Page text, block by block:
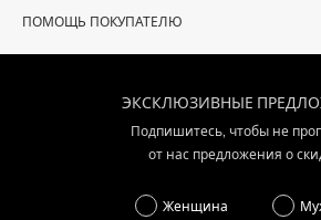
ПОМОЩЬ ПОКУПАТЕЛЮ
ЭКСКЛЮЗИВНЫЕ
Подпишитесь, чтобы не
от нас предложения о
Женщина